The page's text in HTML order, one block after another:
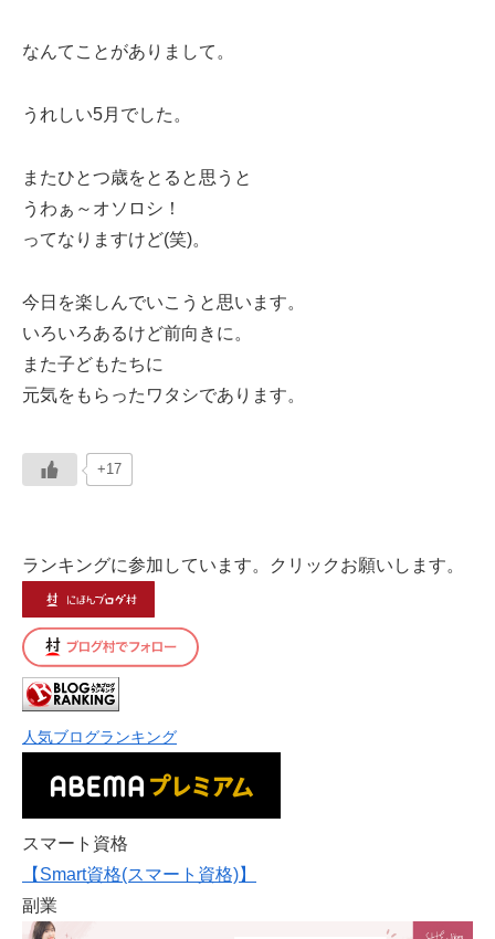
なんてことがありまして。
うれしい5月でした。
またひとつ歳をとると思うと
うわぁ～オソロシ！
ってなりますけど(笑)。
今日を楽しんでいこうと思います。
いろいろあるけど前向きに。
また子どもたちに
元気をもらったワタシであります。
+17
ランキングに参加しています。クリックお願いします。
人気ブログランキング
スマート資格
【Smart資格(スマート資格)】
副業